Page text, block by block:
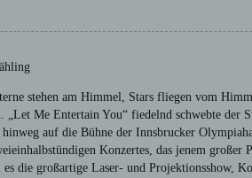
stehen am Himmel, Stars fliegen vom
„Let Me Entertain You“ fiedelnd schwebte der
hinweg auf die Bühne der Innsbrucker
Konzertes, das jenem großer
es die großartige Laser- und Projektionsshow,